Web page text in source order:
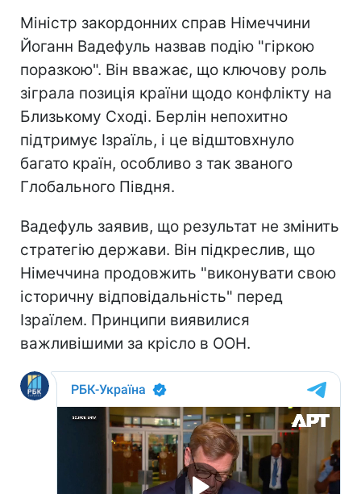
Міністр закордонних справ Німеччини
Йоганн Вадефуль назвав подію "гіркою
поразкою". Він вважає, що ключову роль
зіграла позиція країни щодо конфлікту на
Близькому Сході. Берлін непохитно
підтримує Ізраїль, і це відштовхнуло
багато країн, особливо з так званого
Глобального Півдня.
Вадефуль заявив, що результат не змінить
стратегію держави. Він підкреслив, що
Німеччина продовжить "виконувати свою
історичну відповідальність" перед
Ізраїлем. Принципи виявилися
важливішими за крісло в ООН.